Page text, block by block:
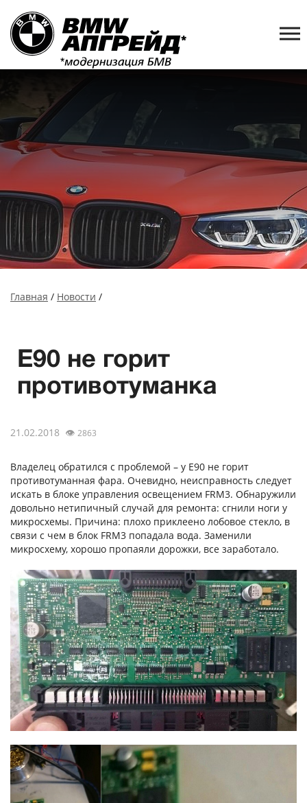
Главная / Новости /
E90 не горит
противотуманка
21.02.2018 👁 2863
Владелец обратился с проблемой – у E90 не горит
противотуманная фара. Очевидно, неисправность следует
искать в блоке управления освещением FRM3. Обнаружили
довольно нетипичный случай для ремонта: сгнили ноги у
микросхемы. Причина: плохо приклеено лобовое стекло, в
связи с чем в блок FRM3 попадала вода. Заменили
микросхему, хорошо пропаяли дорожки, все заработало.